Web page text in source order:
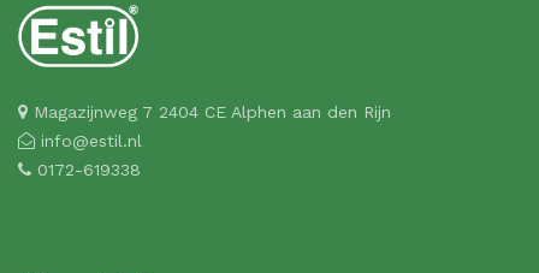
Magazijnweg 7 2404 CE Alphen aan den Rijn
info@estil.nl
0172-619338